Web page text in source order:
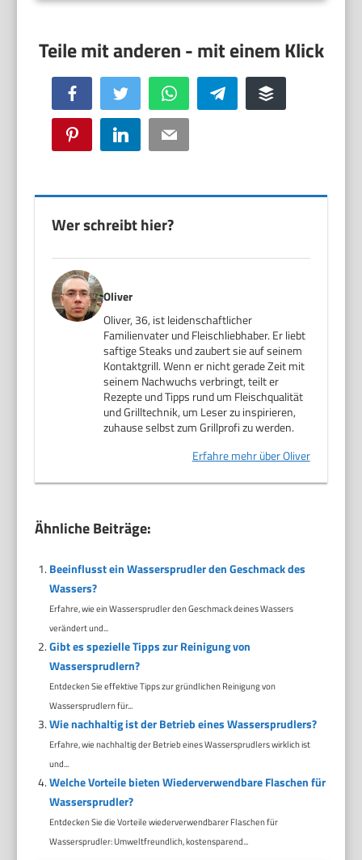
Facebook Twitter WhatsApp Telegram Buffer
Pinterest LinkedIn Email
Wer schreibt hier?
Oliver
Oliver, 36, ist leidenschaftlicher
Familienvater und Fleischliebhaber. Er liebt
saftige Steaks und zaubert sie auf seinem
Kontaktgrill. Wenn er nicht gerade Zeit mit
seinem Nachwuchs verbringt, teilt er
Rezepte und Tipps rund um Fleischqualität
und Grilltechnik, um Leser zu inspirieren,
zuhause selbst zum Grillprofi zu werden.
Erfahre mehr über Oliver
Ähnliche Beiträge:
Beeinflusst ein Wassersprudler den Geschmack des
Wassers?
Erfahre, wie ein Wassersprudler den Geschmack deines Wassers
verändert und...
Gibt es spezielle Tipps zur Reinigung von
Wassersprudlern?
Entdecken Sie effektive Tipps zur gründlichen Reinigung von
Wassersprudlern für...
Wie nachhaltig ist der Betrieb eines Wassersprudlers?
Erfahre, wie nachhaltig der Betrieb eines Wassersprudlers wirklich ist
und...
Welche Vorteile bieten Wiederverwendbare Flaschen für
Wassersprudler?
Entdecken Sie die Vorteile wiederverwendbarer Flaschen für
Wassersprudler: Umweltfreundlich, kostensparend...